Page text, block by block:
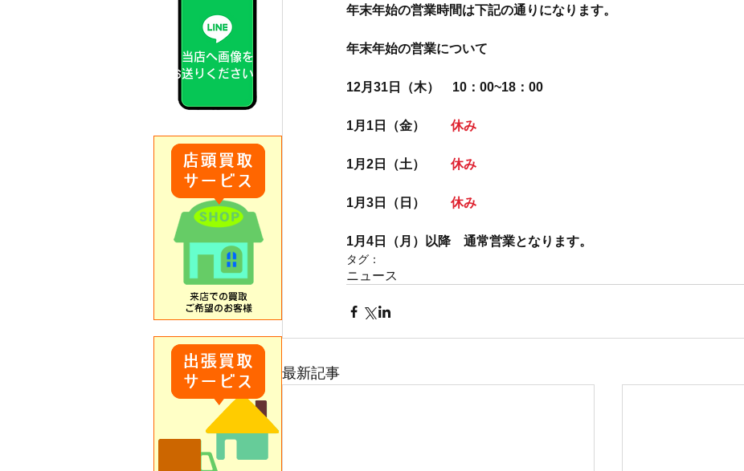
年末年始の営業時間は下記の通りになります。
年末年始の営業について
12月31日（木）　10：00~18：00
1月1日（金） 休み
1月2日（土） 休み
1月3日（日） 休み
1月4日（月）以降　通常営業となります。
タグ：
ニュース
最新記事
当店へ画像を
お送りください！